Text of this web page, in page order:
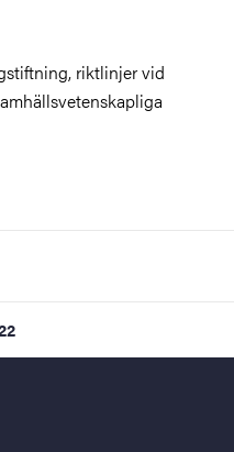
riktlinjer vid